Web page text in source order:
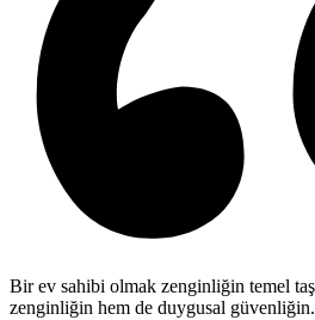
Bir ev sahibi olmak zenginliğin temel
zenginliğin hem de duygusal güvenliğin.